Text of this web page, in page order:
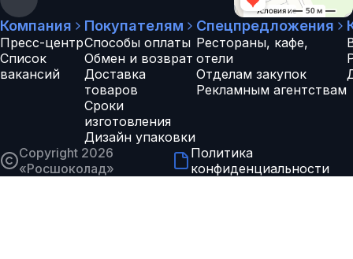
Компания
Пресс-центр
Список
вакансий
Покупателям
Способы оплаты
Обмен и возврат
Доставка
товаров
Сроки
изготовления
Дизайн упаковки
Спецпредложения
Рестораны, кафе,
отели
Отделам закупок
Рекламным агентствам
Copyright 2026
«Росшоколад»
Политика
конфиденциальности